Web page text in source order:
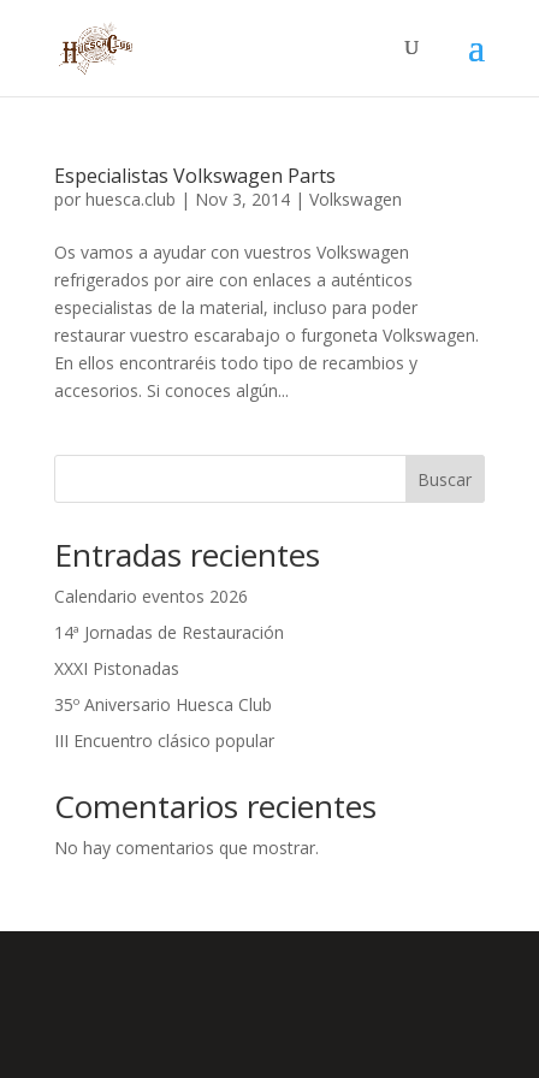
Especialistas Volkswagen Parts
por huesca.club | Nov 3, 2014| Volkswagen
Os vamos a ayudar con vuestros Volkswagen
refrigerados por aire con enlaces a auténticos
especialistas de la material, incluso para poder
restaurar vuestro escarabajo o furgoneta Volkswagen.
En ellos encontraréis todo tipo de recambios y
accesorios. Si conoces algún...
Buscar
Entradas recientes
Calendario eventos 2026
14ª Jornadas de Restauración
XXXI Pistonadas
35º Aniversario Huesca Club
III Encuentro clásico popular
Comentarios recientes
No hay comentarios que mostrar.